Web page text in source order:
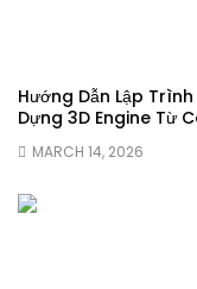
Hướng Dẫn Lập
Dựng 3D Engine Từ
MARCH 14, 2026